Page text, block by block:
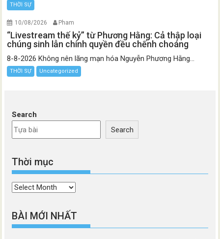
THỜI SỰ
10/08/2026 Pham
“Livestream thế kỷ” từ Phương Hằng: Cả thập loại
chúng sinh lẫn chính quyền đều chếnh choáng
8-8-2026 Không nên lãng mạn hóa Nguyễn Phương Hằng...
THỜI SỰ Uncategorized
Search
Search
Thời mục
Thời
BÀI MỚI NHẤT